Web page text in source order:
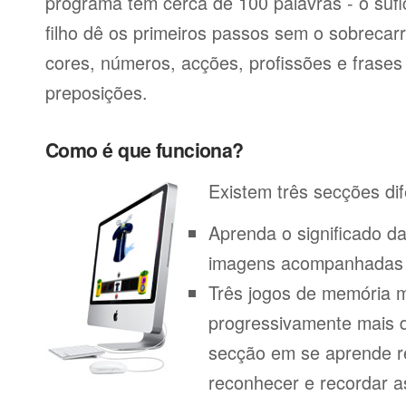
filho dê os primeiros passos sem o
cores, números, acções, profissões e
preposições.
Como é que funciona?
Existem três secções
Aprenda o significado
imagens
Três jogos de memória
progressivamente mais
secção em se aprende
reconhecer e recordar